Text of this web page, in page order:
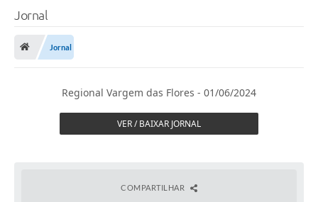
Jornal
Jornal
Regional Vargem das Flores - 01/06/2024
VER / BAIXAR JORNAL
COMPARTILHAR